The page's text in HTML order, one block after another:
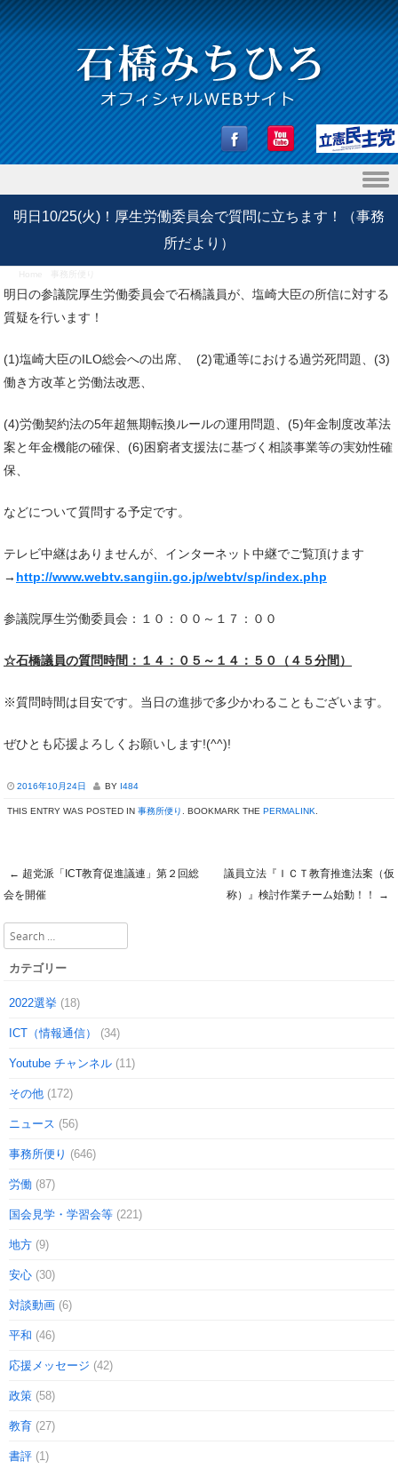
Skip to content
明日10/25(火)！厚生労働委員会で質問に立ちます！（事務
所だより）
明日の参議院厚生労働委員会で石橋議員が、塩崎大臣の所信に対する
質疑を行います！
(1)塩崎大臣のILO総会への出席、 (2)電通等における過労死問題、(3)
働き方改革と労働法改悪、
(4)労働契約法の5年超無期転換ルールの運用問題、(5)年金制度改革法
案と年金機能の確保、(6)困窮者支援法に基づく相談事業等の実効性確
保、
などについて質問する予定です。
テレビ中継はありませんが、インターネット中継でご覧頂けます
→ http://www.webtv.sangiin.go.jp/webtv/sp/index.php
参議院厚生労働委員会：１０：００～１７：００
☆石橋議員の質問時間：１４：０５～１４：５０（４５分間）
※質問時間は目安です。当日の進捗で多少かわることもございます。
ぜひとも応援よろしくお願いします!(^^)!
2016年10月24日 BY I484
THIS ENTRY WAS POSTED IN 事務所便り . BOOKMARK THE PERMALINK
Post navigation
← 超党派「ICT教育促進議連」第２回総
会を開催
議員立法『ＩＣＴ教育推進法案（仮
称）』検討作業チーム始動！！
→
Search
カテゴリー
2022選挙 (18)
ICT（情報通信） (34)
Youtube チャンネル (11)
その他 (172)
ニュース (56)
事務所便り (646)
労働 (87)
国会見学・学習会等 (221)
地方 (9)
安心 (30)
対談動画 (6)
平和 (46)
応援メッセージ (42)
政策 (58)
教育 (27)
書評 (1)